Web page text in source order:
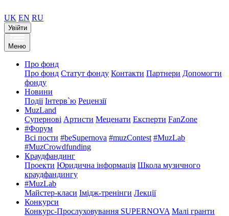
UK EN RU
Увійти
Меню
Про фонд
Про фонд Статут фонду Контакти Партнери Допомогти
фонду
Новини
Події Інтерв`ю Рецензії
MuzLand
Супернові Артисти Меценати Експерти FanZone
#Форум
Всі пости #beSupernova #muzContest #MuzLab
#MuzCrowdfunding
Краудфандинг
Проекти Юридична інформація Школа музичного
краудфандингу
#MuzLab
Майстер-класи Імідж-тренінги Лекції
Конкурси
Конкурс-Прослуховування SUPERNOVA Малі гранти